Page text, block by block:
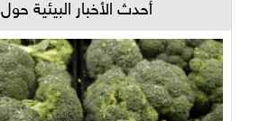
أحدث الأخبار البيئية حول